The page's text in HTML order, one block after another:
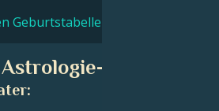
Geburtstabellen
Beratung